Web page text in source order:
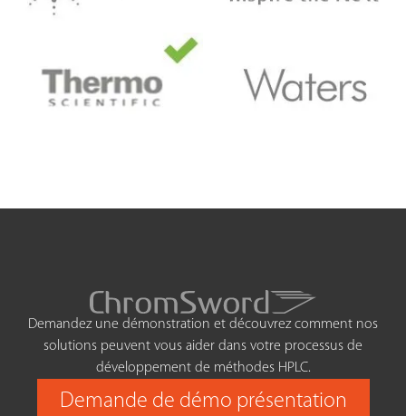
Demandez une démonstration et découvrez comment nos
solutions peuvent vous aider dans votre processus de
développement de méthodes HPLC.
Demande de démo présentation